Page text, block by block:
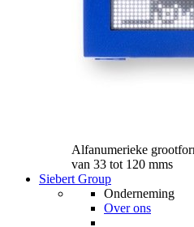
Alfanumerieke
van 33 tot 120 mms
Siebert Group
Onderneming
Over ons